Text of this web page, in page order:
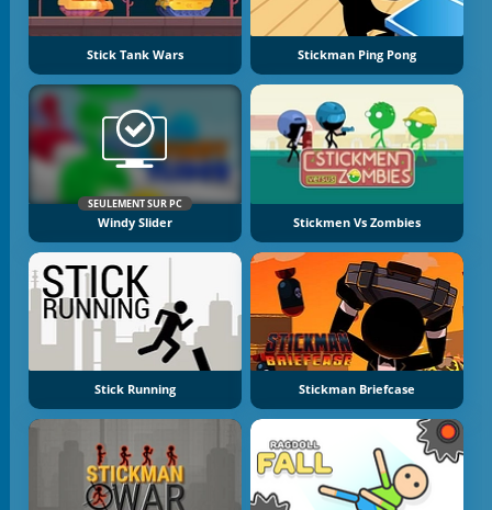
Stick Tank Wars Stickman Ping Pong
SEULEMENT SUR PC
Windy Slider Stickmen Vs Zombies
Stick Running Stickman Briefcase